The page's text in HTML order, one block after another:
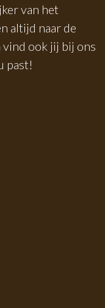
van het
altijd naar de
ook jij bij ons
past!